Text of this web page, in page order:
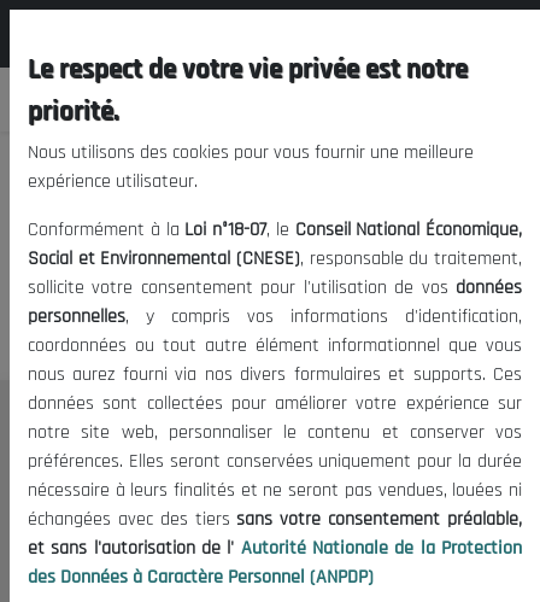
Nous vous prions de nous
excuser, mais l'accès à ce
contenu est restreint.
Le CNESE
A Propos
Le président
Organisation
Publications
Le respect de votre vie privée est notre
priorité.
Nous utilisons des cookies pour vous fournir une meilleure
expérience utilisateur.
Conformément à la Loi n°18-07, le Conseil National Économique,
Social et Environnemental (CNESE), responsable du traitement,
sollicite votre consentement pour l'utilisation de vos données
personnelles, y compris vos informations d'identification,
coordonnées ou tout autre élément informationnel que vous
nous aurez fourni via nos divers formulaires et supports. Ces
données sont collectées pour améliorer votre expérience sur
notre site web, personnaliser le contenu et conserver vos
préférences. Elles seront conservées uniquement pour la durée
nécessaire à leurs finalités et ne seront pas vendues, louées ni
échangées avec des tierssans votre consentement préalable,
et sans l'autorisation de l' Autorité Nationale de la Protection
des Données à Caractère Personnel (ANPDP)